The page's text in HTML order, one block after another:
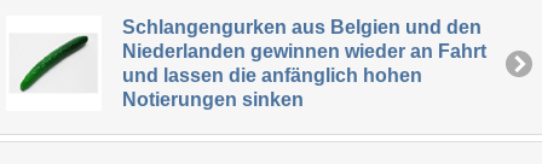
Schlangengurken aus Belgien und den
Niederlanden gewinnen wieder an Fahrt
und lassen die anfänglich hohen
Notierungen sinken